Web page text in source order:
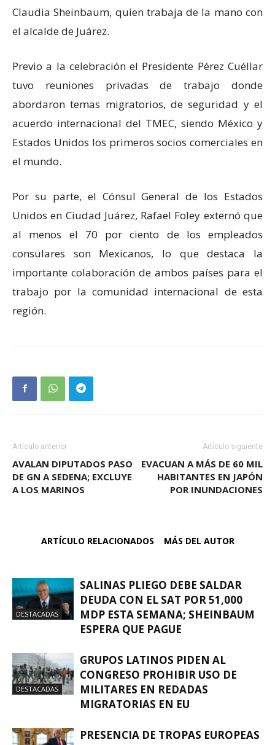
Claudia Sheinbaum, quien trabaja de la mano con
el alcalde de Juárez.
Previo a la celebración el Presidente Pérez Cuéllar
tuvo reuniones privadas de trabajo donde
abordaron temas migratorios, de seguridad y el
acuerdo internacional del TMEC, siendo México y
Estados Unidos los primeros socios comerciales en
el mundo.
Por su parte, el Cónsul General de los Estados
Unidos en Ciudad Juárez, Rafael Foley externó que
al menos el 70 por ciento de los empleados
consulares son Mexicanos, lo que destaca la
importante colaboración de ambos países para el
trabajo por la comunidad internacional de esta
región.
Artículo anterior
AVALAN DIPUTADOS PASO
DE GN A SEDENA; EXCLUYE
A LOS MARINOS
Artículo siguiente
EVACUAN A MÁS DE 60 MIL
HABITANTES EN JAPÓN
POR INUNDACIONES
ARTÍCULO RELACIONADOS MÁS DEL AUTOR
DESTACADAS
SALINAS PLIEGO DEBE SALDAR
DEUDA CON EL SAT POR 51,000
MDP ESTA SEMANA; SHEINBAUM
ESPERA QUE PAGUE
DESTACADAS
GRUPOS LATINOS PIDEN AL
CONGRESO PROHIBIR USO DE
MILITARES EN REDADAS
MIGRATORIAS EN EU
PRESENCIA DE TROPAS EUROPEAS